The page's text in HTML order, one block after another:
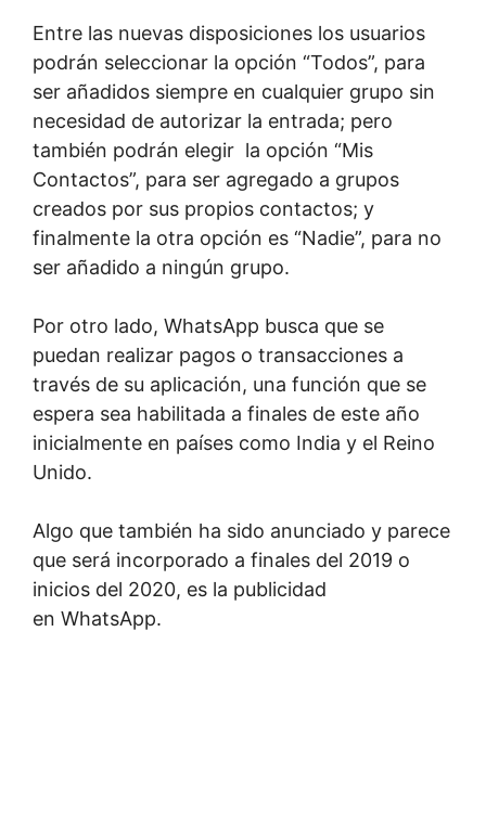
Entre las nuevas disposiciones los usuarios
podrán seleccionar la opción “Todos”, para
ser añadidos siempre en cualquier grupo sin
necesidad de autorizar la entrada; pero
también podrán elegir la opción “Mis
Contactos”, para ser agregado a grupos
creados por sus propios contactos; y
finalmente la otra opción es “Nadie”, para no
ser añadido a ningún grupo.
Por otro lado, WhatsApp busca que se
puedan realizar pagos o transacciones a
través de su aplicación, una función que se
espera sea habilitada a finales de este año
inicialmente en países como India y el Reino
Unido.
Algo que también ha sido anunciado y parece
que será incorporado a finales del 2019 o
inicios del 2020, es la publicidad
en WhatsApp.